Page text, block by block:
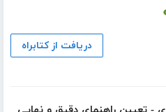
دریافت از کتابراه